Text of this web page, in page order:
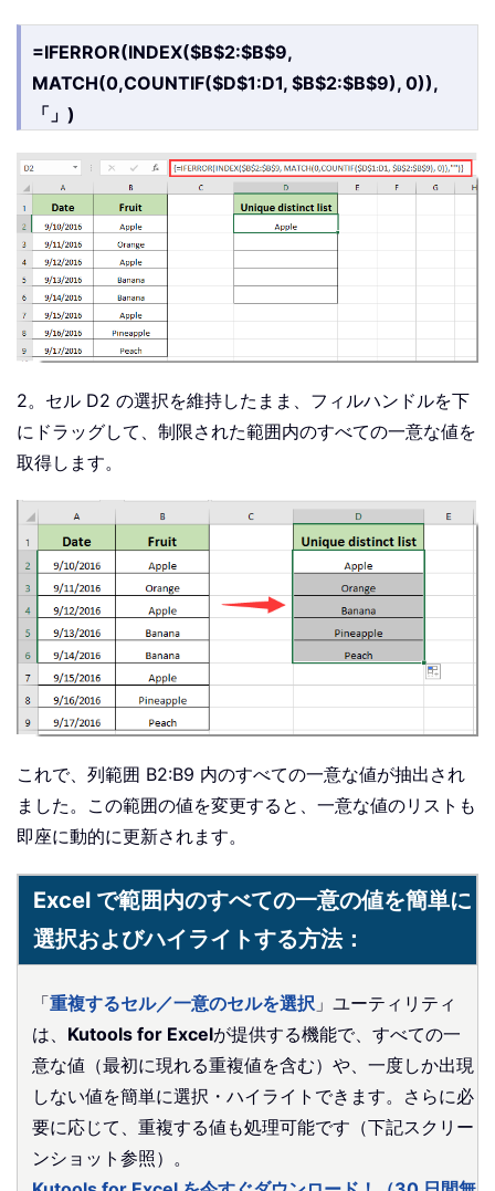
=IFERROR(INDEX($B$2:$B$9,
MATCH(0,COUNTIF($D$1:D1, $B$2:$B$9), 0)),
「」)
2。セル D2 の選択を維持したまま、フィルハンドルを下
にドラッグして、制限された範囲内のすべての一意な値を
取得します。
これで、列範囲 B2:B9 内のすべての一意な値が抽出され
ました。この範囲の値を変更すると、一意な値のリストも
即座に動的に更新されます。
Excel で範囲内のすべての一意の値を簡単に
選択およびハイライトする方法：
「重複するセル／一意のセルを選択 」ユーティリティ
は、 Kutools for Excelが提供する機能で、すべての一
意な値（最初に現れる重複値を含む）や、一度しか出現
しない値を簡単に選択・ハイライトできます。さらに必
要に応じて、重複する値も処理可能です（下記スクリー
ンショット参照）。